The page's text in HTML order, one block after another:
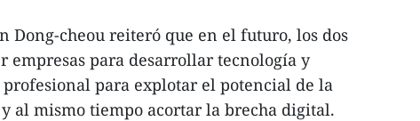
Dong-cheou reiteró que en el futuro, los dos
empresas para desarrollar tecnología y
para explotar el potencial de la
al mismo tiempo acortar la brecha digital.